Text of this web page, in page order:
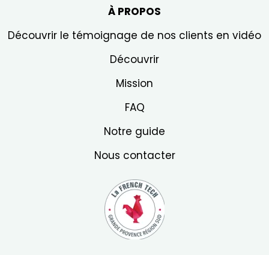
À PROPOS
Découvrir le témoignage de nos clients en vidéo
Découvrir
Mission
FAQ
Notre guide
Nous contacter